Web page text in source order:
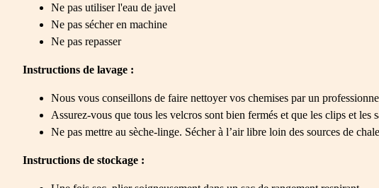
Ne pas utiliser l'eau de javel
Ne pas sécher en machine
Ne pas repasser
Instructions de lavage :
Nous vous conseillons de faire nettoyer vos chemises par un
Assurez-vous que tous les velcros sont bien fermés et que les clips et les
Ne pas mettre au sèche-linge. Sécher à l’air libre loin des sources de
Instructions de stockage :